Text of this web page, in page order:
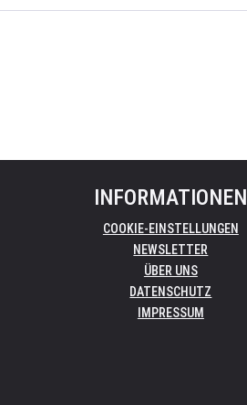
INFORMATIONEN
COOKIE-EINSTELLUNGEN
NEWSLETTER
ÜBER UNS
DATENSCHUTZ
IMPRESSUM